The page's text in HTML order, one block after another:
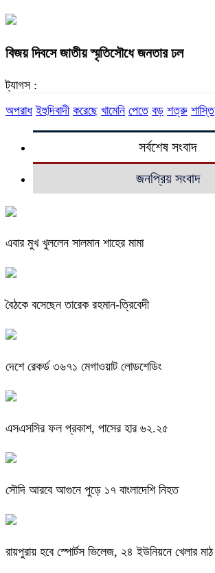
বিজয় দিবসে জাতীয় স্মৃতিসৌধে জনতার ঢল
ট্যাগস :
অপরাধ ইহুদিবাদী করেছে খামেনি পেতে বড় শত্রু শাস্তি
সর্বশেষ সংবাদ
জনপ্রিয় সংবাদ
এবার মুখ খুললেন সালমান শাহের মামা
বৈঠকে বসেছেন তারেক রহমান-ত্রিবেদী
দেশে রেকর্ড ৩৬৭১ মেগাওয়াট লোডশেডিং
এসএসসির ফল প্রকাশ, পাসের হার ৬২.২৫
সৌদি আরবে আগুনে পুড়ে ১৭ বাংলাদেশি নিহত
রায়পুরায় হবে স্পোর্টস ভিলেজ, ২৪ ইউনিয়নে খেলার মাঠ